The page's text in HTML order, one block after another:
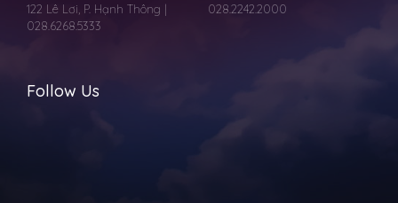
122 Lê Lơi, P. Hạnh Thông |
028.6268.5333
028.2242.2000
Follow Us